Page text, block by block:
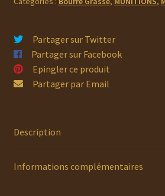
Partager sur Twitter
Partager sur Facebook
Epingler ce produit
Partager par Email
Description
Informations complémentaires